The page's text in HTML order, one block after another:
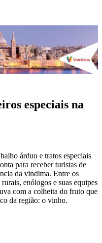
especiais na
árduo e tratos especiais
para receber turistas de
da vindima. Entre os
enólogos e suas equipes
com a colheita do fruto que
da região: o vinho.